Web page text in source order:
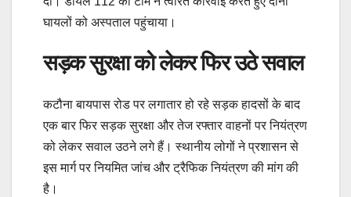
घायलों को अस्पताल पहुंचाया।
सड़क सुरक्षा को लेकर फिर उठे सवाल
कटौना बायपास रोड पर लगातार हो रहे सड़क हादसों के बाद
एक बार फिर सड़क सुरक्षा और तेज रफ्तार वाहनों पर नियंत्रण
को लेकर सवाल उठने लगे हैं। स्थानीय लोगों ने प्रशासन से
इस मार्ग पर नियमित जांच और ट्रैफिक नियंत्रण की मांग की
है।